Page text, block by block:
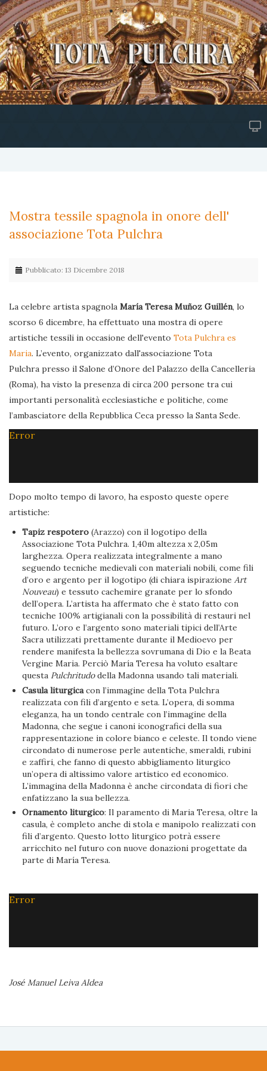
Mostra tessile spagnola in onore dell'
associazione Tota Pulchra
Pubblicato: 13 Dicembre 2018
La celebre artista spagnola María Teresa Muñoz Guillén, lo
scorso 6 dicembre, ha effettuato una mostra di opere
artistiche tessili in occasione dell'evento Tota Pulchra es
Maria. L’evento, organizzato dall'associazione Tota
Pulchra presso il Salone d’Onore del Palazzo della Cancelleria
(Roma), ha visto la presenza di circa 200 persone tra cui
importanti personalità ecclesiastiche e politiche, come
l’ambasciatore della Repubblica Ceca presso la Santa Sede.
Error
Dopo molto tempo di lavoro, ha esposto queste opere
artistiche:
Tapiz respotero (Arazzo) con il logotipo della
Associazione Tota Pulchra. 1,40m altezza x 2,05m
larghezza. Opera realizzata integralmente a mano
seguendo tecniche medievali con materiali nobili, come fili
d’oro e argento per il logotipo (di chiara ispirazioneArt
Nouveau) e tessuto cachemire granate per lo sfondo
dell’opera. L’artista ha affermato che è stato fatto con
tecniche 100% artigianali con la possibilità di restauri nel
futuro. L’oro e l’argento sono materiali tipici dell’Arte
Sacra utilizzati prettamente durante il Medioevo per
rendere manifesta la bellezza sovrumana di Dio e la Beata
Vergine Maria. Perciò María Teresa ha voluto esaltare
questa Pulchritudodella Madonna usando tali materiali.
Casula liturgicacon l’immagine della Tota Pulchra
realizzata con fili d’argento e seta. L’opera, di somma
eleganza, ha un tondo centrale con l’immagine della
Madonna, che segue i canoni iconografici della sua
rappresentazione in colore bianco e celeste. Il tondo viene
circondato di numerose perle autentiche, smeraldi, rubini
e zaffiri, che fanno di questo abbigliamento liturgico
un’opera di altissimo valore artistico ed economico.
L’immagina della Madonna è anche circondata di fiori che
enfatizzano la sua bellezza.
Ornamento liturgico: Il paramento di Maria Teresa, oltre la
casula, è completo anche di stola e manipolo realizzati con
fili d’argento. Questo lotto liturgico potrà essere
arricchito nel futuro con nuove donazioni progettate da
parte di María Teresa.
Error
José Manuel Leiva Aldea